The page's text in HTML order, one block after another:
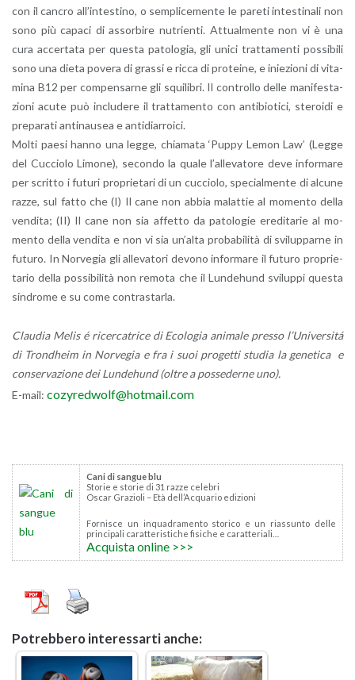
con il can­cro al­l’in­te­sti­no, o sem­pli­ce­men­te le pa­re­ti in­te­sti­na­li non
sono più ca­pa­ci di as­sor­bi­re nu­trien­ti. At­tual­men­te non vi è una
cura ac­cer­ta­ta per que­sta pa­to­lo­gia, gli unici trat­ta­men­ti pos­si­bi­li
sono una dieta po­ve­ra di gras­si e ricca di pro­tei­ne, e inie­zio­ni di vi­ta­
mi­na B12 per com­pen­sar­ne gli squi­li­bri. Il con­trol­lo delle ma­ni­fe­sta­
zio­ni acute può in­clu­de­re il trat­ta­men­to con an­ti­bio­ti­ci, ste­roi­di e
pre­pa­ra­ti an­ti­nau­sea e an­ti­diar­roi­ci.
Molti paesi hanno una legge, chia­ma­ta ‘Puppy Lemon Law’ (Legge
del Cuc­cio­lo Li­mo­ne), se­con­do la quale l’al­le­va­to­re deve in­for­ma­re
per scrit­to i fu­tu­ri pro­prie­ta­ri di un cuc­cio­lo, spe­cial­men­te di al­cu­ne
razze, sul fatto che (I) Il cane non abbia ma­lat­tie al mo­men­to della
ven­di­ta; (II) Il cane non sia af­fet­to da pa­to­lo­gie ere­di­ta­rie al mo­
men­to della ven­di­ta e non vi sia un’al­ta pro­ba­bi­li­tà di svi­lup­par­ne in
fu­tu­ro. In Nor­ve­gia gli al­le­va­to­ri de­vo­no in­for­ma­re il fu­tu­ro pro­prie­
ta­rio della pos­si­bi­li­tà non re­mo­ta che il Lun­de­hund svi­lup­pi que­sta
sin­dro­me e su come con­tra­star­la.
Clau­dia Melis é ri­cer­ca­tri­ce di Eco­lo­gia ani­ma­le pres­so l’U­ni­ver­sitá
di Tron­d­heim in Nor­ve­gia e fra i suoi pro­get­ti stu­dia la ge­ne­ti­ca e
con­ser­va­zio­ne dei Lun­de­hund (oltre a pos­se­der­ne uno).
E-mail: co­zy­red­wolf@​hotmail.​com
Cani di san­gue blu
Sto­rie e sto­rie di 31 razze ce­le­bri
Oscar Gra­zio­li – Età del­l’Ac­qua­rio edi­zio­ni
For­ni­sce un in­qua­dra­men­to sto­ri­co e un rias­sun­to delle
prin­ci­pa­li ca­rat­te­ri­sti­che fi­si­che e ca­rat­te­ria­li…
Ac­qui­sta on­li­ne >>>
Po­treb­be­ro in­te­res­sar­ti anche: